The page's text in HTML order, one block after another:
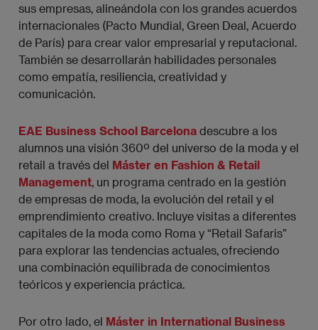
sus empresas, alineándola con los grandes acuerdos
internacionales (Pacto Mundial, Green Deal, Acuerdo
de París) para crear valor empresarial y reputacional.
También se desarrollarán habilidades personales
como empatía, resiliencia, creatividad y
comunicación.
EAE Business School Barcelona descubre a los
alumnos una visión 360º del universo de la moda y el
retail a través del Máster en Fashion & Retail
Management , un programa centrado en la gestión
de empresas de moda, la evolución del retail y el
emprendimiento creativo. Incluye visitas a diferentes
capitales de la moda como Roma y “Retail Safaris”
para explorar las tendencias actuales, ofreciendo
una combinación equilibrada de conocimientos
teóricos y experiencia práctica.
Por otro lado, el Máster in International Business